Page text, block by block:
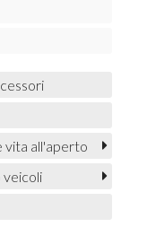
vita all'aperto
veicoli